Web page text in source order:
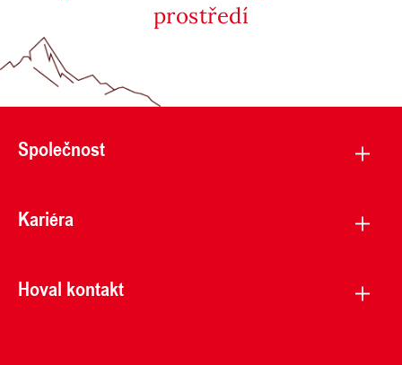
prostředí
Společnost
Kariéra
Hoval kontakt